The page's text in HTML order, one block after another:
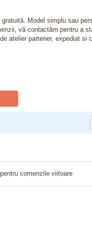
Model simplu sau
vă contactăm pentru a
atelier partener, expediat si
comenzile viitoare